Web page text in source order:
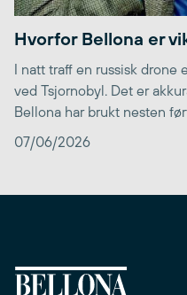
Hvorfor Bellona er
I natt traff en russisk drone
ved Tsjornobyl. Det er
Bellona har brukt nesten
07/06/2026